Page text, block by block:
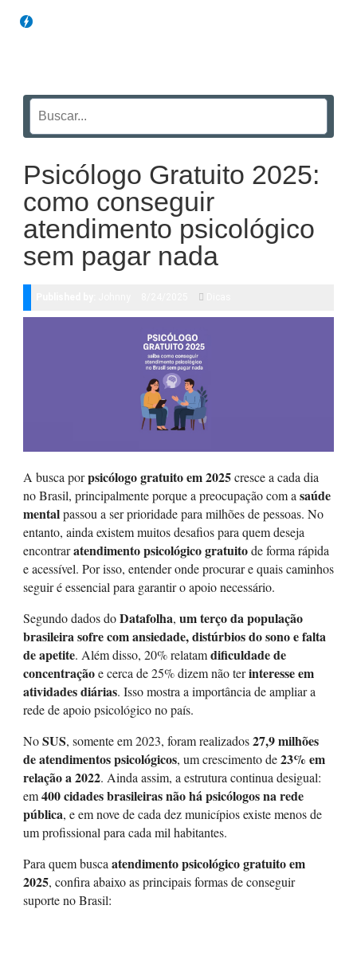
Psicólogo Gratuito 2025:
como conseguir
atendimento psicológico
sem pagar nada
A busca porpsicólogo gratuito em 2025cresce a cada dia
no Brasil, principalmente porque a preocupação com a saúde
mentalpassou a ser prioridade para milhões de pessoas. No
entanto, ainda existem muitos desafios para quem deseja
encontraratendimento psicológico gratuitode forma rápida
e acessível. Por isso, entender onde procurar e quais caminhos
seguir é essencial para garantir o apoio necessário.
Segundo dados doDatafolha, um terço da população
brasileira sofre com ansiedade, distúrbios do sono e falta
de apetite. Além disso, 20% relatamdificuldade de
concentraçãoe cerca de 25% dizem não terinteresse em
atividades diárias. Isso mostra a importância de ampliar a
rede de apoio psicológico no país.
NoSUS, somente em 2023, foram realizados27,9 milhões
de atendimentos psicológicos, um crescimento de23% em
relação a 2022. Ainda assim, a estrutura continua desigual:
em400 cidades brasileiras não há psicólogos na rede
pública, e em nove de cada dez municípios existe menos de
um profissional para cada mil habitantes.
Para quem busca atendimento psicológico gratuito em
2025, confira abaixo as principais formas de conseguir
suporte no Brasil: